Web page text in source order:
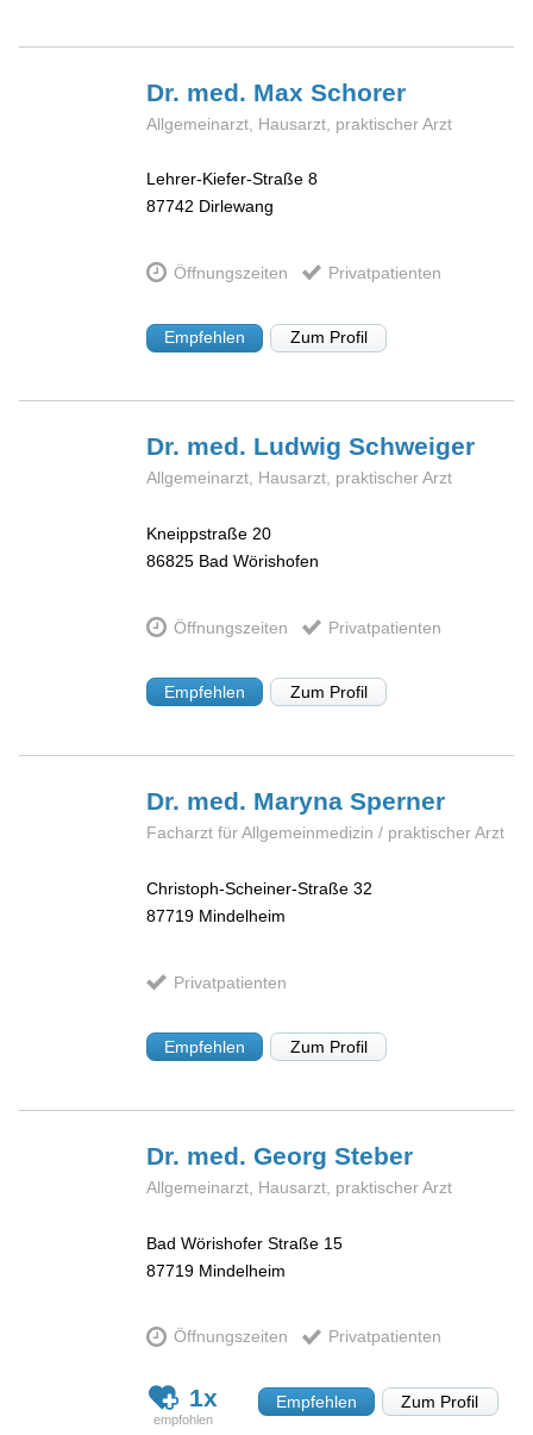
Dr. med. MaxSchorer
Allgemeinarzt, Hausarzt, praktischer Arzt
Lehrer-Kiefer-Straße 8
87742 Dirlewang
Öffnungszeiten Privatpatienten
Empfehlen Zum Profil
Dr. med. LudwigSchweiger
Allgemeinarzt, Hausarzt, praktischer Arzt
Kneippstraße 20
86825 Bad Wörishofen
Öffnungszeiten Privatpatienten
Empfehlen Zum Profil
Dr. med. MarynaSperner
Facharzt für Allgemeinmedizin / praktischer Arzt
Christoph-Scheiner-Straße 32
87719 Mindelheim
Privatpatienten
Empfehlen Zum Profil
Dr. med. GeorgSteber
Allgemeinarzt, Hausarzt, praktischer Arzt
Bad Wörishofer Straße 15
87719 Mindelheim
Öffnungszeiten Privatpatienten
1x Empfehlen Zum Profil